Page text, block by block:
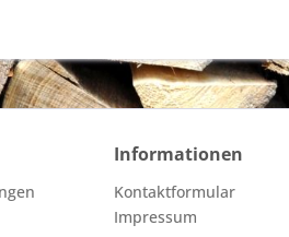
Informationen
Kontaktformular
Impressum